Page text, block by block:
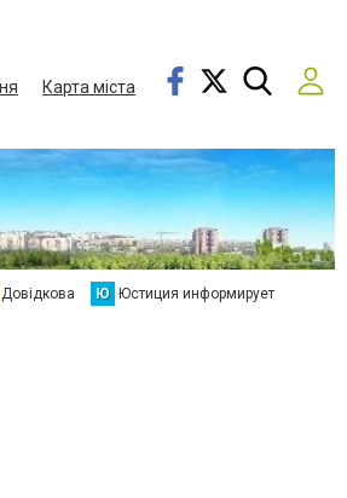
Карта міста
Довідкова Ю Юстиция информирует